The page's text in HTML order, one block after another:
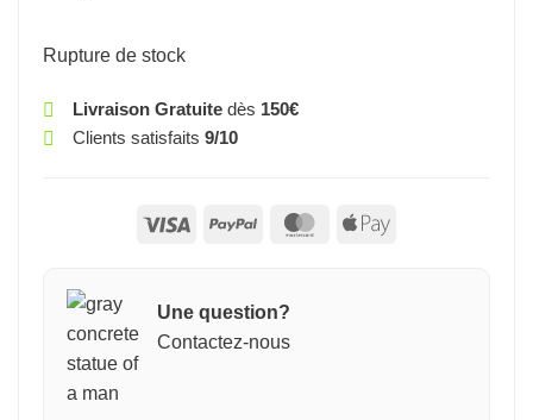
Rupture de stock
Livraison Gratuitedès 150€
Clients satisfaits 9/10
Visa PayPal MasterCardApple
Une question?
Contactez-nous